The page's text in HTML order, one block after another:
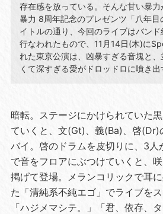
存在感を放っている。そんな甘い暴
暴力 8周年記念のプレゼンツ「八年目
イトルの通り、今回のライブはバン
行なわれたもので、11月14日(木)に
れた東京公演は、凶暴すぎる音塊と
くて深すぎる愛がドロッドロに噴き出
暗転。ステージにかけられていた
ていくと、文(Gt)、義(Ba)、啓(Dr)
バイ。啓のドラムを皮切りに、3人
で音をフロアにぶつけていくと、
掲げて登場。メランコリックで耳
た「清純系不純エゴ」でライブをス
「ハジメマシテ。」「君、依存、